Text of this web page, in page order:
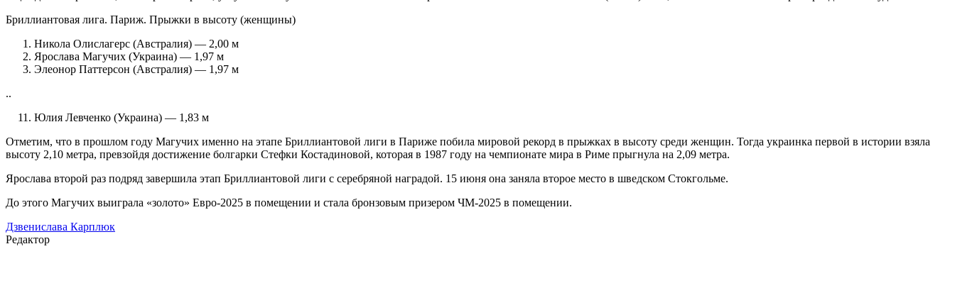
Бриллиантовая лига. Париж. Прыжки в высоту (женщины)
Никола Олислагерс (Австралия) — 2,00 м
Ярослава Магучих (Украина) — 1,97 м
Элеонор Паттерсон (Австралия) — 1,97 м
..
Юлия Левченко (Украина) — 1,83 м
Отметим, что в прошлом году Магучих именно на этапе Бриллиантовой лиги в Париже побила мировой рекорд в прыжках в высоту среди женщин. Тогда украинка первой в истории взяла
высоту 2,10 метра, превзойдя достижение болгарки Стефки Костадиновой, которая в 1987 году на чемпионате мира в Риме прыгнула на 2,09 метра.
Ярослава второй раз подряд завершила этап Бриллиантовой лиги с серебряной наградой. 15 июня она заняла второе место в шведском Стокгольме.
До этого Магучих выиграла «золото» Евро-2025 в помещении и стала бронзовым призером ЧМ-2025 в помещении.
Дзвенислава Карплюк
Редактор